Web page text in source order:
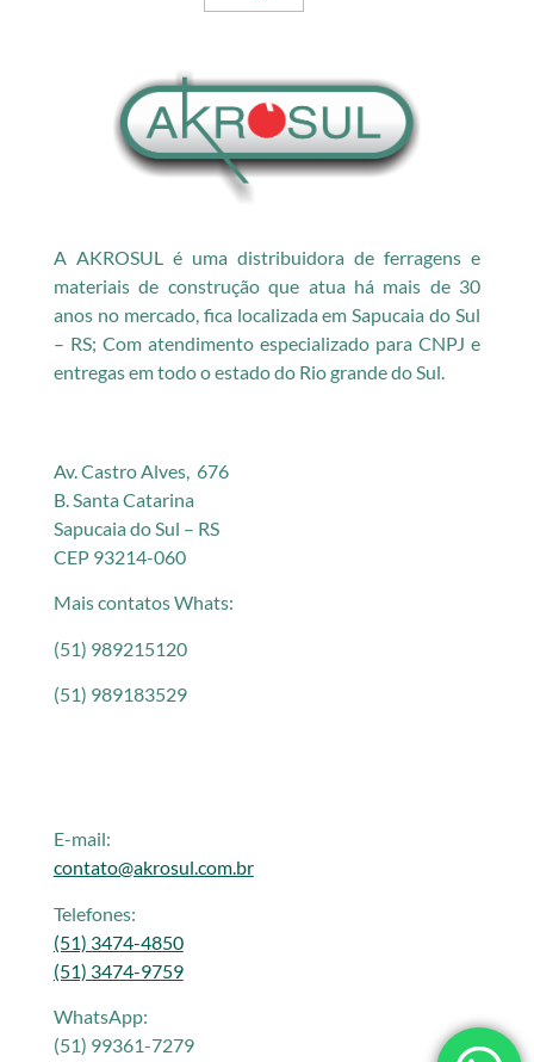
A AKROSUL é uma distribuidora de ferragens e
materiais de construção que atua há mais de 30
anos no mercado, fica localizada em Sapucaia do Sul
– RS; Com atendimento especializado para CNPJ e
entregas em todo o estado do Rio grande do Sul.
Av. Castro Alves, 676
B. Santa Catarina
Sapucaia do Sul – RS
CEP 93214-060
Mais contatos Whats:
(51) 989215120
(51) 989183529
E-mail:
contato@akrosul.com.br
Telefones:
(51) 3474-4850
(51) 3474-9759
WhatsApp:
(51) 99361-7279